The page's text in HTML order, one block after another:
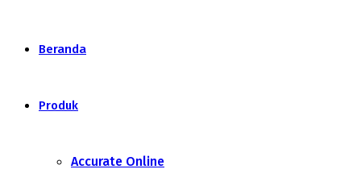
Beranda
Produk
Accurate Online